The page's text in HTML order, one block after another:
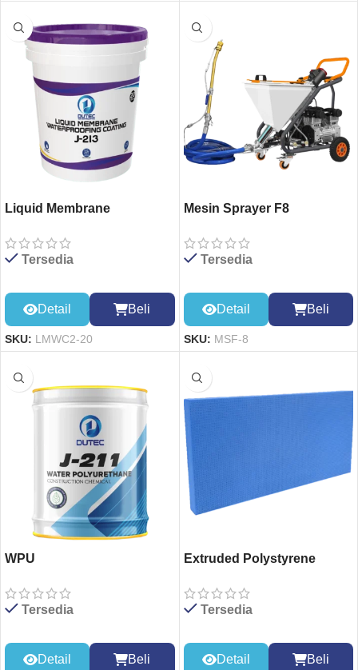
Liquid Membrane
20kg
Tersedia
Detail Beli
SKU: LMWC2-20
Mesin Sprayer F8
Tersedia
Detail Beli
SKU: MSF-8
WPU
Tersedia
Detail Beli
Extruded Polystyrene
Tersedia
Detail Beli